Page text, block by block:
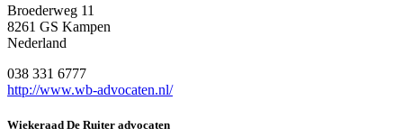
Broederweg 11
8261 GS Kampen
Nederland
038 331 6777
http://www.wb-advocaten.nl/
Wiekeraad De Ruiter advocaten